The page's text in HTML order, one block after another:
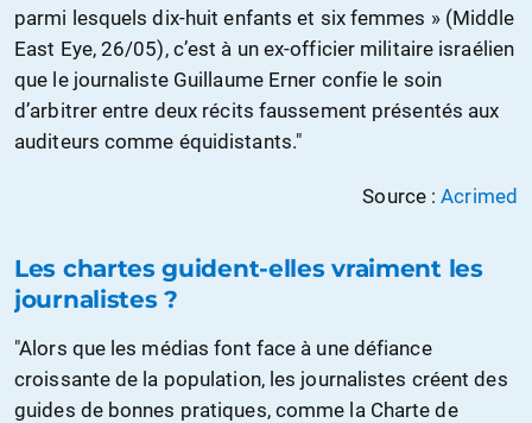
parmi lesquels dix-huit enfants et six femmes » (Middle
East Eye, 26/05), c’est à un ex-officier militaire israélien
que le journaliste Guillaume Erner confie le soin
d’arbitrer entre deux récits faussement présentés aux
auditeurs comme équidistants."
Source :Acrimed
Les chartes guident-elles vraiment les
journalistes ?
"Alors que les médias font face à une défiance
croissante de la population, les journalistes créent des
guides de bonnes pratiques, comme la Charte de